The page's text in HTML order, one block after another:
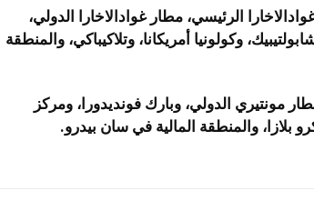
الرئيسي، مطار غوادالاخارا الدولي،
وكولونيا أمريكانا، وتلاكيباكي، والمنطقة
مونتيري الدولي، وبارك فونديدورا، ومركز
بلازا، والمنطقة المالية في سان بيدرو.